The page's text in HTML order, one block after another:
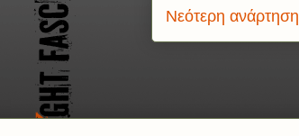
Νεότερη ανάρτηση